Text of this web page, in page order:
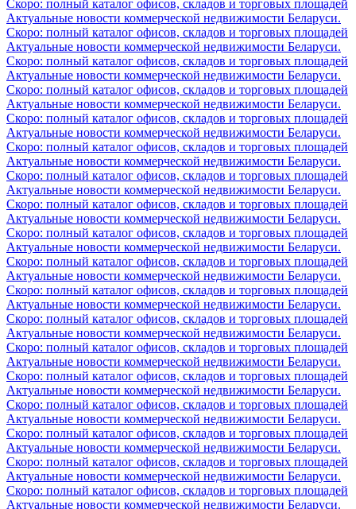
Скоро: полный каталог офисов, складов и торговых площадей
Актуальные новости коммерческой недвижимости Беларуси.
Скоро: полный каталог офисов, складов и торговых площадей
Актуальные новости коммерческой недвижимости Беларуси.
Скоро: полный каталог офисов, складов и торговых площадей
Актуальные новости коммерческой недвижимости Беларуси.
Скоро: полный каталог офисов, складов и торговых площадей
Актуальные новости коммерческой недвижимости Беларуси.
Скоро: полный каталог офисов, складов и торговых площадей
Актуальные новости коммерческой недвижимости Беларуси.
Скоро: полный каталог офисов, складов и торговых площадей
Актуальные новости коммерческой недвижимости Беларуси.
Скоро: полный каталог офисов, складов и торговых площадей
Актуальные новости коммерческой недвижимости Беларуси.
Скоро: полный каталог офисов, складов и торговых площадей
Актуальные новости коммерческой недвижимости Беларуси.
Скоро: полный каталог офисов, складов и торговых площадей
Актуальные новости коммерческой недвижимости Беларуси.
Скоро: полный каталог офисов, складов и торговых площадей
Актуальные новости коммерческой недвижимости Беларуси.
Скоро: полный каталог офисов, складов и торговых площадей
Актуальные новости коммерческой недвижимости Беларуси.
Скоро: полный каталог офисов, складов и торговых площадей
Актуальные новости коммерческой недвижимости Беларуси.
Скоро: полный каталог офисов, складов и торговых площадей
Актуальные новости коммерческой недвижимости Беларуси.
Скоро: полный каталог офисов, складов и торговых площадей
Актуальные новости коммерческой недвижимости Беларуси.
Скоро: полный каталог офисов, складов и торговых площадей
Актуальные новости коммерческой недвижимости Беларуси.
Скоро: полный каталог офисов, складов и торговых площадей
Актуальные новости коммерческой недвижимости Беларуси.
Скоро: полный каталог офисов, складов и торговых площадей
Актуальные новости коммерческой недвижимости Беларуси.
Скоро: полный каталог офисов, складов и торговых площадей
Актуальные новости коммерческой недвижимости Беларуси.